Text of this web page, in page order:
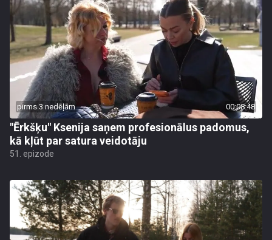
pirms 3 nedēļām 00:08:48
"Ērkšķu" Ksenija saņem profesionālus padomus,
kā kļūt par satura veidotāju
51. epizode